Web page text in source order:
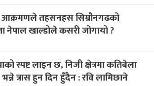
तहसनहस सिम्रौनगढको
नेपाल खाल्डोले कसरी जोगायो ?
स्पष्ट लाइन छ, निजी क्षेत्रमा कतिबेला
त्रास हुन दिन हुँदैन : रवि लामिछाने